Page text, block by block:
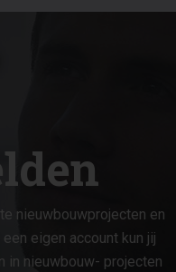
nieuwbouwprojecten en
een eigen account kun jij
in nieuwbouw- projecten